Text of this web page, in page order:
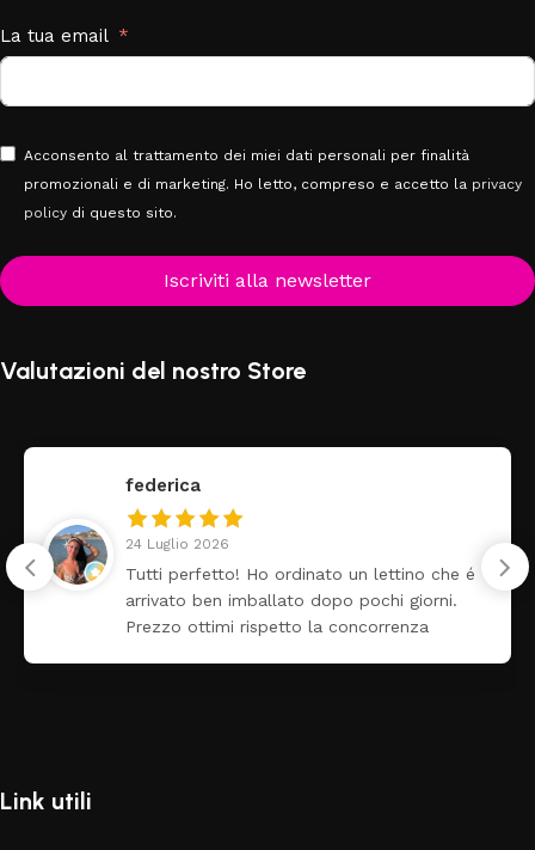
La tua email
Acconsento al trattamento dei miei dati personali per finalità
promozionali e di marketing. Ho letto, compreso e accetto la privacy
policy di questo sito.
Iscriviti alla newsletter
Valutazioni del nostro Store
federica
24 Luglio 2026
Tutti perfetto! Ho ordinato un lettino che é
arrivato ben imballato dopo pochi giorni.
Prezzo ottimi rispetto la concorrenza
Link utili